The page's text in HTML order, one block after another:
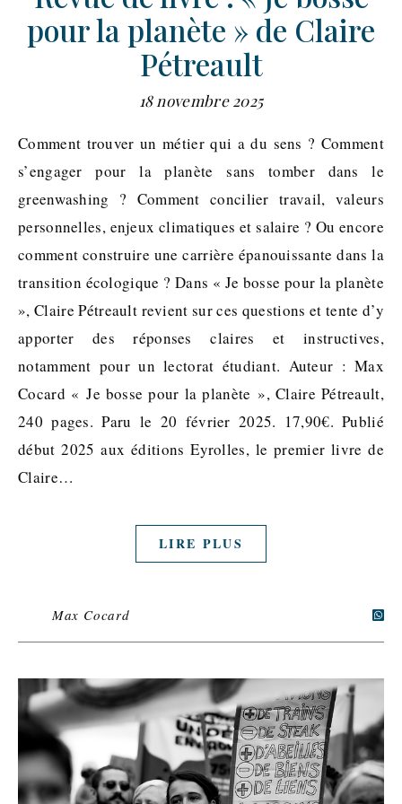
pour la planète » de Claire
Pétreault
18 novembre 2025
Comment trouver un métier qui a du sens ? Comment
s’engager pour la planète sans tomber dans le
greenwashing ? Comment concilier travail, valeurs
personnelles, enjeux climatiques et salaire ? Ou encore
comment construire une carrière épanouissante dans la
transition écologique ? Dans « Je bosse pour la planète
», Claire Pétreault revient sur ces questions et tente d’y
apporter des réponses claires et instructives,
notamment pour un lectorat étudiant. Auteur : Max
Cocard « Je bosse pour la planète », Claire Pétreault,
240 pages. Paru le 20 février 2025. 17,90€. Publié
début 2025 aux éditions Eyrolles, le premier livre de
Claire…
LIRE PLUS
Max Cocard